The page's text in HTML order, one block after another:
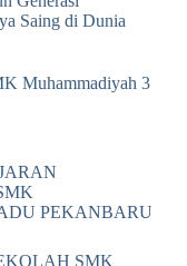
Saing di Dunia
Muhammadiyah 3
PEKANBARU
SMK